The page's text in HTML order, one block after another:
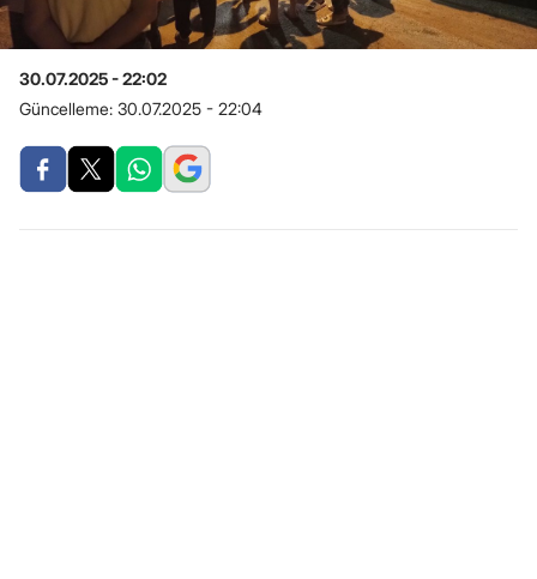
30.07.2025 - 22:02
Güncelleme: 30.07.2025 - 22:04